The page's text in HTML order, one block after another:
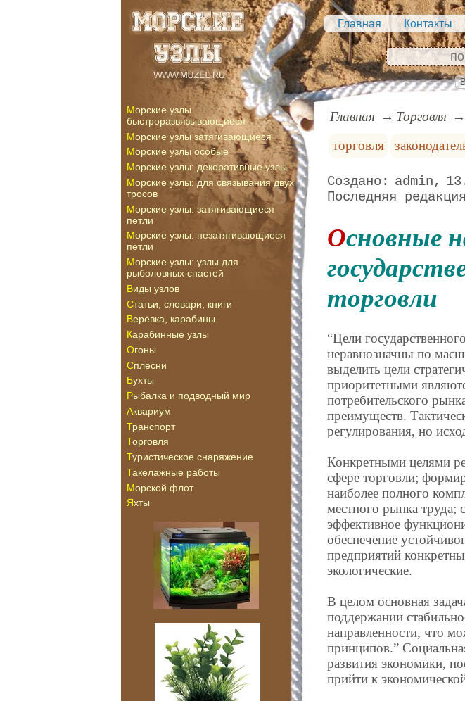
Главная Контакты
Морские узлы
быстроразвязывающиеся
Морские узлы затягивающиеся
Морские узлы особые
Морские узлы: декоративные узлы
Морские узлы: для связывания двух
тросов
Морские узлы: затягивающиеся
петли
Морские узлы: незатягивающиеся
петли
Морские узлы: узлы для
рыболовных снастей
Виды узлов
Статьи, словари, книги
Верёвка, карабины
Карабинные узлы
Огоны
Сплесни
Бухты
Рыбалка и подводный мир
Аквариум
Транспорт
Торговля
Туристическое снаряжение
Такелажные работы
Морской флот
Яхты
Главная Торговля
торговля
admin
Основные направления и принципы
торговли
“Цели
неравнозначны по
выделить цели
приоритетными
потребительского
преимуществ.
регулирования, но
Конкретными целями
сфере торговли;
наиболее полного
местного рынка труда;
эффективное
обеспечение
предприятий
экологические.
В целом основная
поддержании
направленности, что
принципов.”
развития экономики,
прийти к